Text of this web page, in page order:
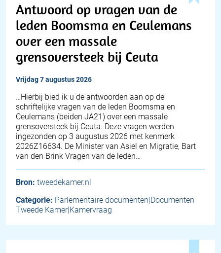
Antwoord op vragen van de
leden Boomsma en Ceulemans
over een massale
grensoversteek bij Ceuta
vrijdag 7 augustus 2026
… Hierbij bied ik u de antwoorden aan op de
schriftelijke vragen van de leden Boomsma en
Ceulemans (beiden JA21) over een massale
grensoversteek bij Ceuta. Deze vragen werden
ingezonden op 3 augustus 2026 met kenmerk
2026Z16634. De Minister van Asiel en Migratie, Bart
van den Brink Vragen van de leden…
Bron: tweedekamer.nl
Categorie: Parlementaire documenten|Documenten
Tweede Kamer|Kamervraag